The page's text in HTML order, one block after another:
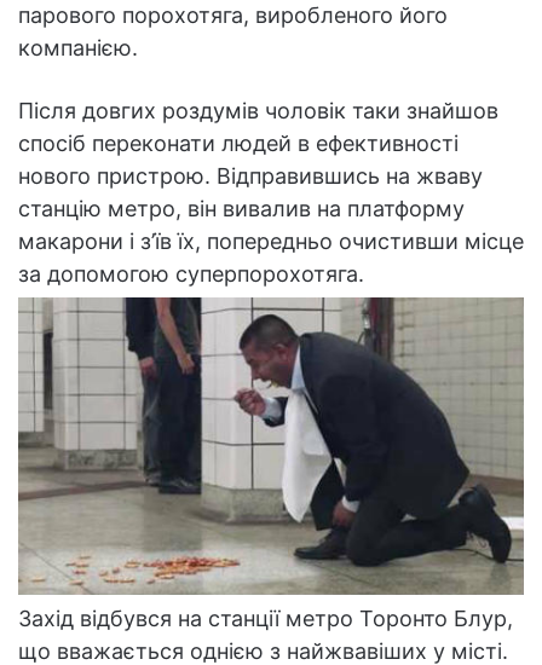
парового порохотяга, виробленого його
компанією.
Після довгих роздумів чоловік таки знайшов
спосіб переконати людей в ефективності
нового пристрою. Відправившись на жваву
станцію метро, він вивалив на платформу
макарони і з’їв їх, попередньо очистивши місце
за допомогою суперпорохотяга.
Захід відбувся на станції метро Торонто Блур,
що вважається однією з найжвавіших у місті.